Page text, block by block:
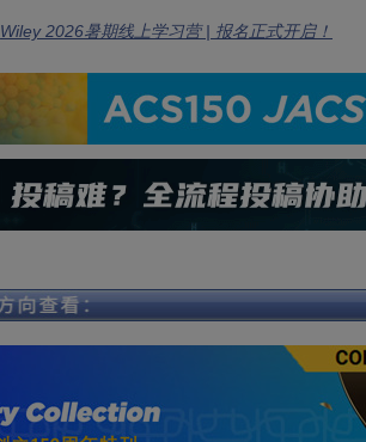
Wiley 2026暑期线上学习营 | 报名正式开启！